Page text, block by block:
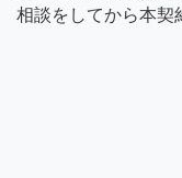
相談をしてから本契